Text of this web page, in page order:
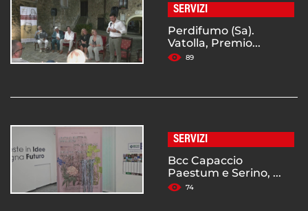
SERVIZI
Perdifumo (Sa).
Vatolla, Premio...
89
SERVIZI
Bcc Capaccio
Paestum e Serino, ...
74